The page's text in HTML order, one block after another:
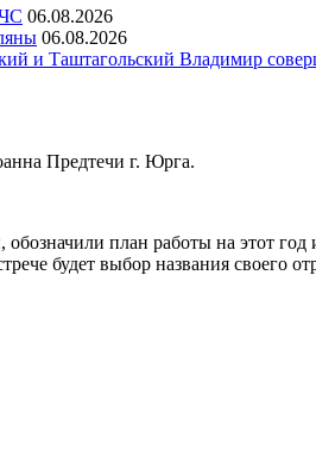
06.08.2026
06.08.2026
и Таштагольский Владимир
Предтечи г. Юрга.
план работы на этот год
будет выбор названия своего